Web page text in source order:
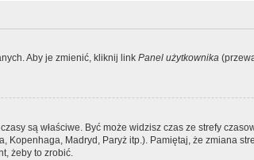
Aby je zmienić, kliknij link Panel użytkownika
są właściwe. Być może widzisz czas ze strefy
Madryd, Paryż itp.). Pamiętaj, że zmiana
żeby to zrobić.